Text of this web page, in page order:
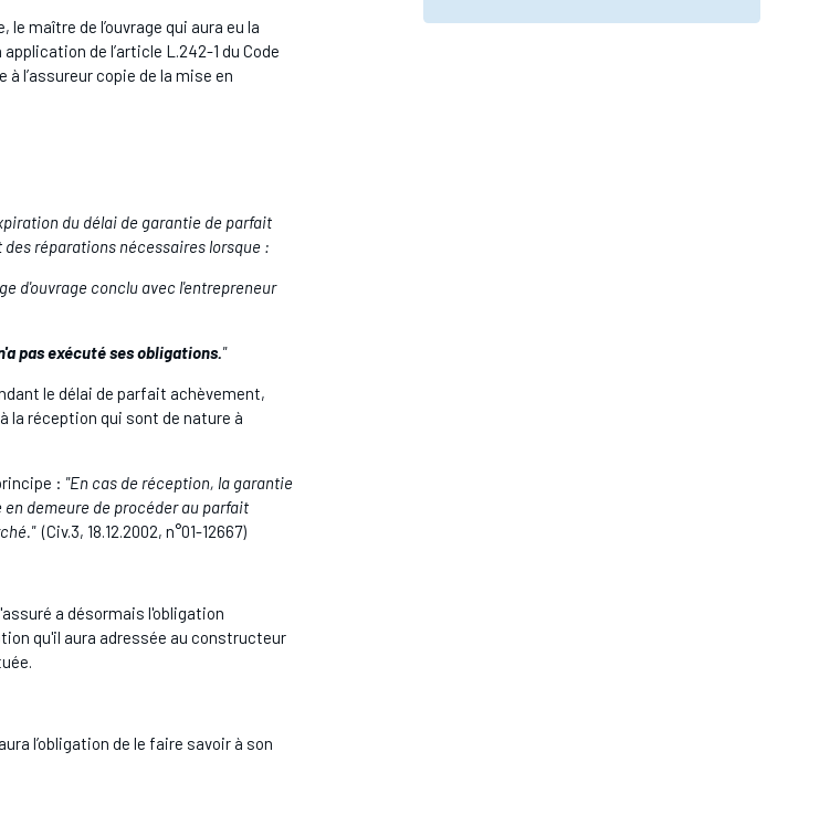
maître de l’ouvrage qui aura eu la
de l’article L.242-1 du Code
l’assureur copie de la mise en
du délai de garantie de parfait
réparations nécessaires lorsque :
d'ouvrage conclu avec l'entrepreneur
pas exécuté ses obligations. "
le délai de parfait achèvement,
la réception qui sont de nature à
: "En cas de réception, la garantie
demeure de procéder au parfait
(Civ.3, 18.12.2002, n°01-12667)
a désormais l'obligation
qu'il aura adressée au constructeur
l’obligation de le faire savoir à son